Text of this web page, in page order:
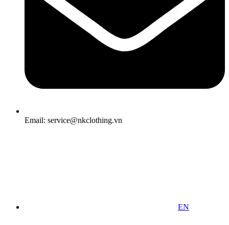
Email: service@nkclothing.vn
EN